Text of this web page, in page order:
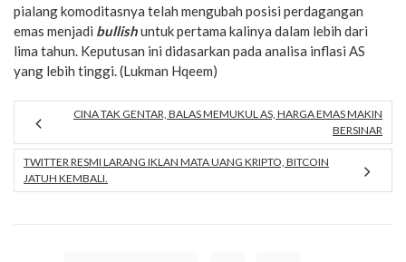
pialang komoditasnya telah mengubah posisi perdagangan
emas menjadi bullishuntuk pertama kalinya dalam lebih dari
lima tahun. Keputusan ini didasarkan pada analisa inflasi AS
yang lebih tinggi. (Lukman Hqeem)
CINA TAK GENTAR, BALAS MEMUKUL AS, HARGA EMAS MAKIN
BERSINAR
TWITTER RESMI LARANG IKLAN MATA UANG KRIPTO, BITCOIN
JATUH KEMBALI.